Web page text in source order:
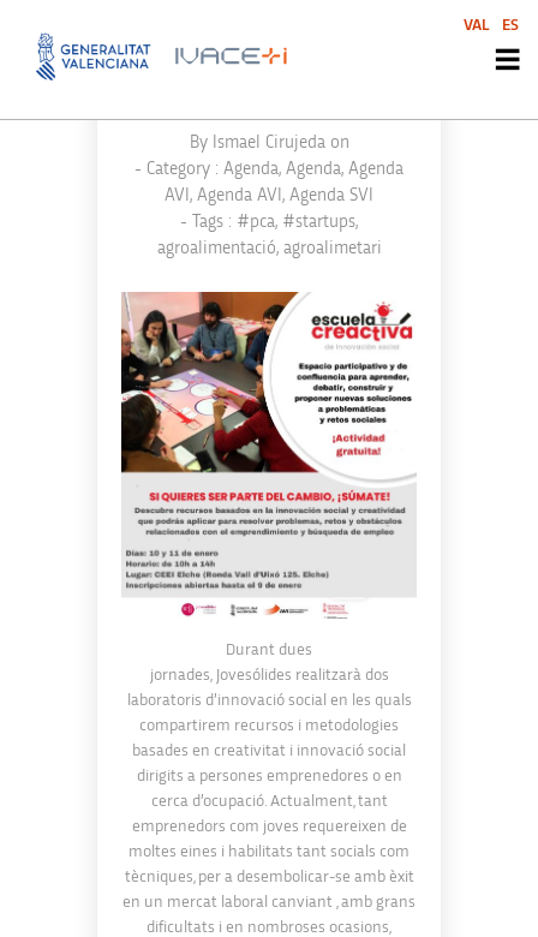
CREATIVA D’INNOVACIÓ
By Ismael Cirujedaon
- Category : Agenda, Agenda, Agenda
AVI , Agenda AVI , Agenda SVI
- Tags : #pca, #startups,
agroalimentació, agroalimetari
Durant dues
jornades, Jovesólides realitzarà dos
laboratoris d’innovació social en les quals
compartirem recursos i metodologies
basades en creativitat i innovació social
dirigits a persones emprenedores o en
cerca d’ocupació. Actualment, tant
emprenedors com joves requereixen de
moltes eines i habilitats tant socials com
tècniques, per a desembolicar-se amb èxit
en un mercat laboral canviant , amb grans
dificultats i en nombroses ocasions,
VAL ES